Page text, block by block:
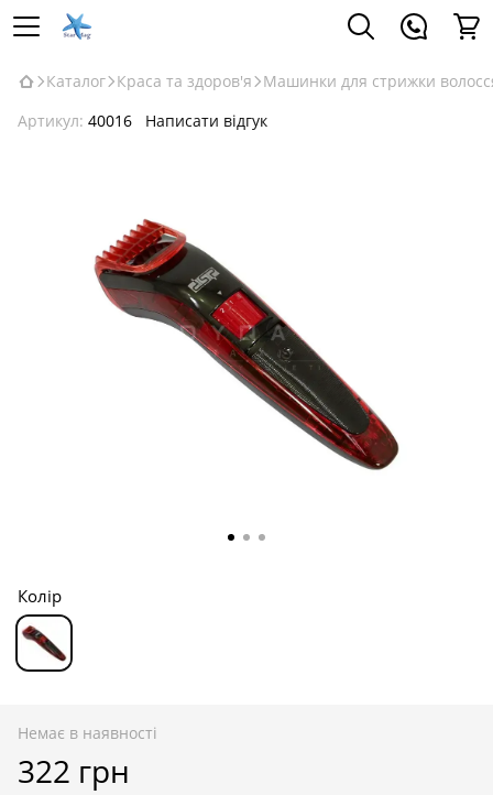
Каталог Краса та здоров'я
Машинки для стрижки
Артикул: 40016 Написати відгук
Колір
Немає в наявності
322 грн